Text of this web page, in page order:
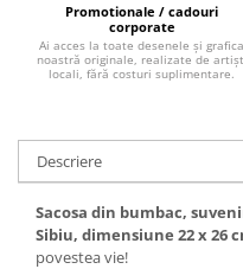
Promotionale / cadouri
corporate
Ai acces la toate desenele și grafica
noastră originale, realizate de
locali, fără costuri suplimentare.
Descriere
Sacosa din bumbac,
Sibiu, dimensiune 22 x 26
povestea vie!